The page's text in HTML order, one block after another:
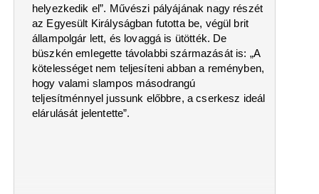
helyezkedik el”. Művészi pályájának nagy részét
az Egyesült Királyságban futotta be, végül brit
állampolgár lett, és lovaggá is ütötték. De
büszkén emlegette távolabbi származását is: „A
kötelességet nem teljesíteni abban a reményben,
hogy valami slampos másodrangú
teljesítménnyel jussunk előbbre, a cserkesz ideál
elárulását jelentette”.